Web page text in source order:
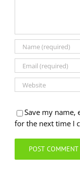
Save my name,
for the next time I